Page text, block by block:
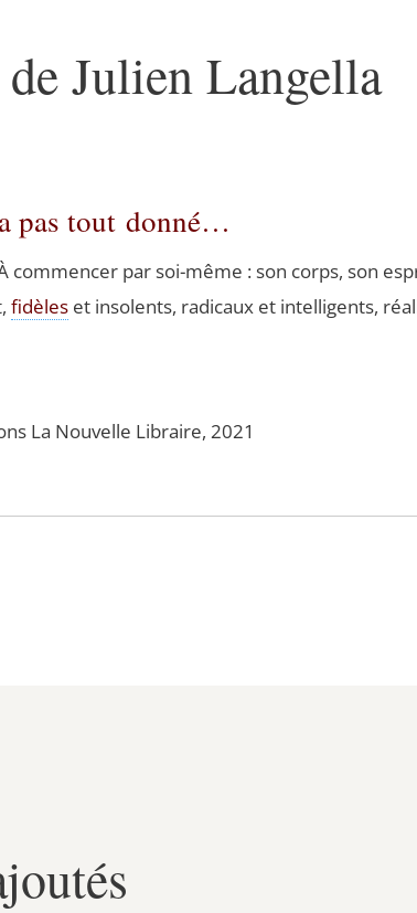
Julien Langella
pas tout donné…
com­men­cer par soi-même : son corps, son
fidèles et inso­lents, radi­caux et intel­li­gents,
La Nou­velle Libraire, 2021